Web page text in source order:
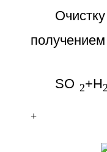
SO 2+H2
+